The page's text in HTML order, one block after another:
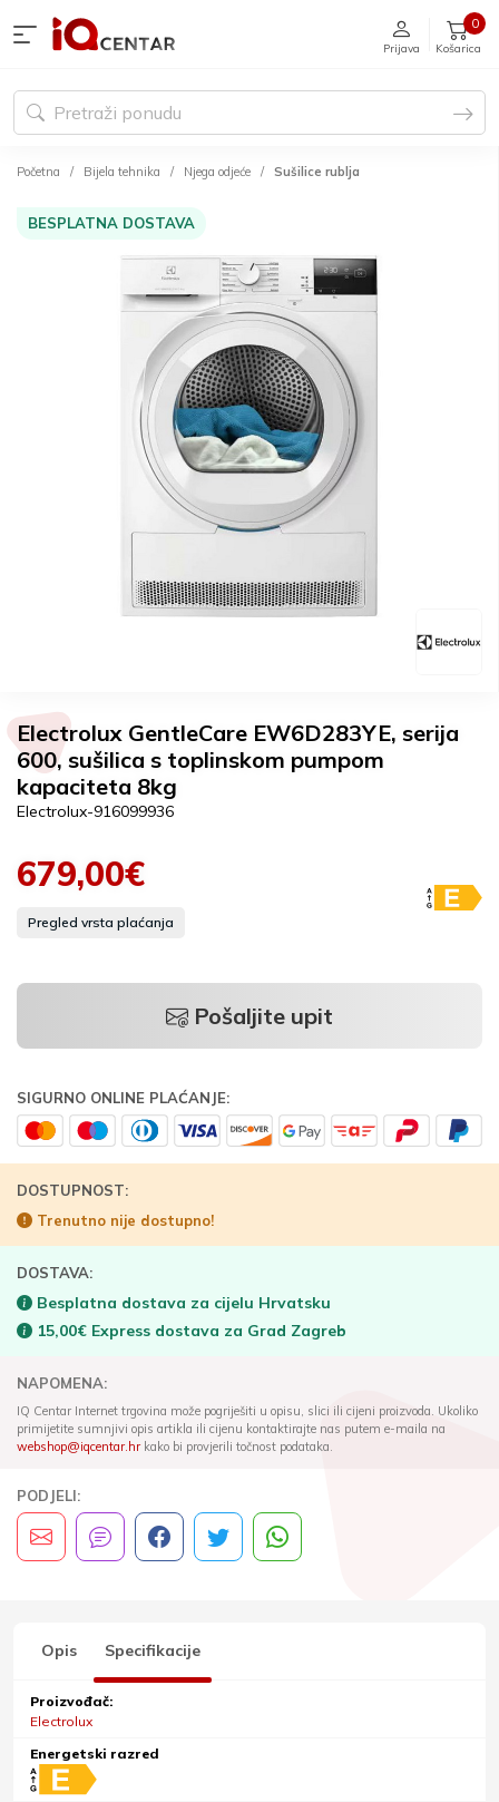
Prijava Košarica
0
Početna Bijela tehnika Njega odjeće Sušilice rublja
BESPLATNA DOSTAVA
Electrolux GentleCare EW6D283YE, serija
600, sušilica s toplinskom pumpom
kapaciteta 8kg
Electrolux-916099936
679,00€
Pregled vrsta plaćanja
Pošaljite upit
SIGURNO ONLINE PLAĆANJE:
DOSTUPNOST:
Trenutno nije dostupno!
DOSTAVA:
Besplatna dostava za cijelu Hrvatsku
15,00€ Express dostava za Grad Zagreb
NAPOMENA:
IQ Centar Internet trgovina može pogriješiti u opisu, slici ili cijeni proizvoda. Ukoliko
primijetite sumnjivi opis artikla ili cijenu kontaktirajte nas putem e-maila na
webshop@iqcentar.hrkako bi provjerili točnost podataka.
PODJELI:
Opis Specifikacije
Proizvođač:
Electrolux
Energetski razred